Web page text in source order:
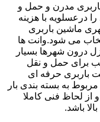
مدرن و حمل و
درعسلویه با هزینه
ماشین باربری
می شود.وانت ها
درون شهرها بسیار
برای حمل و نقل
باربری حرفه ای
به بسته بندی بار
از لحاظ فنی کاملا
باشد.